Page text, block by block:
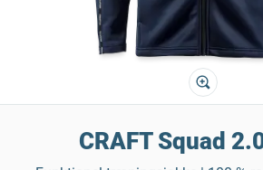
CRAFT Squad